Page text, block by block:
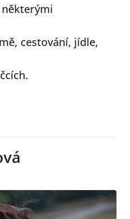
některými
cestování, jídle,